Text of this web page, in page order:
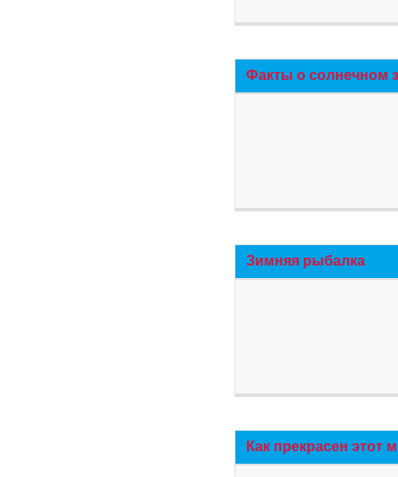
Факты о солнечном
Зимняя рыбалка
Как прекрасен этот